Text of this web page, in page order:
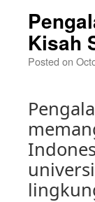
Kisah
Posted on